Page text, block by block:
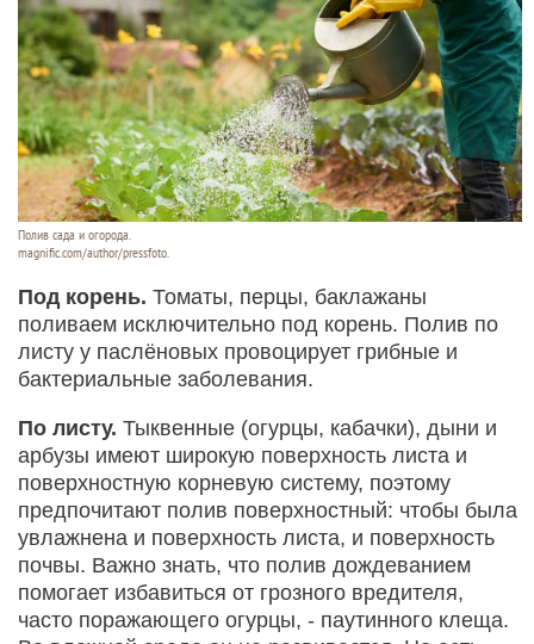
Полив сада и огорода.
magnific.com/author/pressfoto.
Под корень. Томаты, перцы, баклажаны
поливаем исключительно под корень. Полив по
листу у паслёновых провоцирует грибные и
бактериальные заболевания.
По листу. Тыквенные (огурцы, кабачки), дыни и
арбузы имеют широкую поверхность листа и
поверхностную корневую систему, поэтому
предпочитают полив поверхностный: чтобы была
увлажнена и поверхность листа, и поверхность
почвы. Важно знать, что полив дождеванием
помогает избавиться от грозного вредителя,
часто поражающего огурцы, - паутинного клеща.